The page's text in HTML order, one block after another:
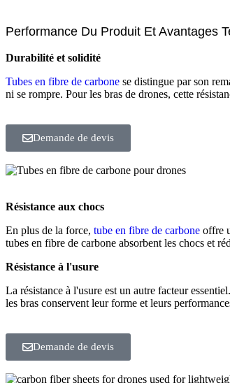
Performance Du Produit Et Avantages
Durabilité et solidité
Tubes en fibre de carbone se distingue par son
ni se rompre. Pour les bras de drones, cette
Demande de devis
Résistance aux chocs
En plus de la force, tube en fibre de carbone offre
tubes en fibre de carbone absorbent les chocs et
Résistance à l'usure
La résistance à l'usure est un autre facteur
les bras conservent leur forme et leurs
Demande de devis